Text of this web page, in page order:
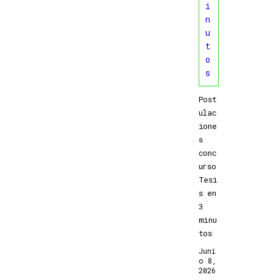
Post
ulac
ione
s
conc
urso
Tesi
s en
3
minu
tos
Juni
O 8,
2026